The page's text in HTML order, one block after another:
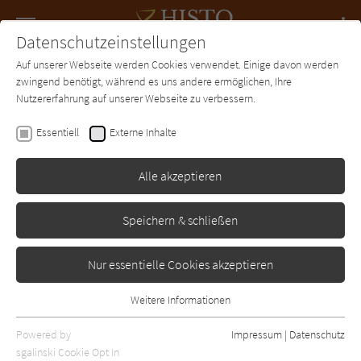
SUCHE Forum Charts Newsletter
Elizabeth Haran
Der Glanz des Südsterns
Erschienen: Januar 2012 Bibliogr. Angaben
Datenschutzeinstellungen
Auf unserer Webseite werden Cookies verwendet. Einige davon werden
zwingend benötigt, während es uns andere ermöglichen, Ihre
Nutzererfahrung auf unserer Webseite zu verbessern.
Essentiell Externe Inhalte
Alle akzeptieren
Speichern & schließen
Nur essentielle Cookies akzeptieren
Essentielle Cookies werden für grundlegende Funktionen der
Webseite benötigt. Dadurch ist gewährleistet, dass die Webseite
Weitere Informationen
Powered by
sgalinski Cookie Opt In
Impressum | Datenschutz